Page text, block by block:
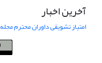
آخرین اخبار
امتیاز تشویقی داوران محترم مجله